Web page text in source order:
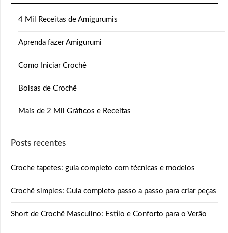
4 Mil Receitas de Amigurumis
Aprenda fazer Amigurumi
Como Iniciar Crochê
Bolsas de Crochê
Mais de 2 Mil Gráficos e Receitas
Posts recentes
Croche tapetes: guia completo com técnicas e modelos
Crochê simples: Guia completo passo a passo para criar peças
Short de Crochê Masculino: Estilo e Conforto para o Verão